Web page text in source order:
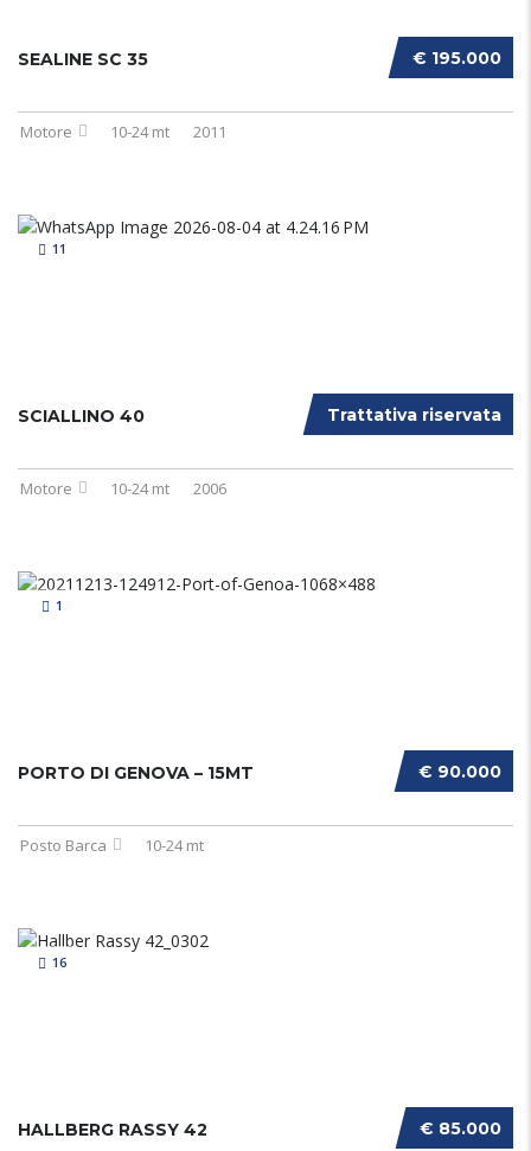
€ 195.000
SEALINE SC 35
Motore 10-24 mt 2011
11
Trattativa riservata
SCIALLINO 40
Motore 10-24 mt 2006
1
€ 90.000
PORTO DI GENOVA – 15MT
Posto Barca 10-24 mt
16
€ 85.000
HALLBERG RASSY 42